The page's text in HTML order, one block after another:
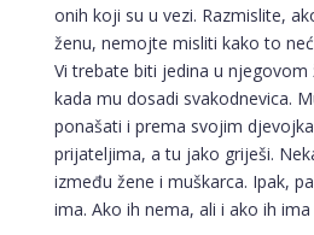
onih koji su u vezi. Razmislite,
ženu, nemojte misliti kako to
Vi trebate biti jedina u njegovom
kada mu dosadi svakodnevica.
ponašati i prema svojim
prijateljima, a tu jako griješi.
između žene i muškarca. Ipak,
ima. Ako ih nema, ali i ako ih ima
DIJA